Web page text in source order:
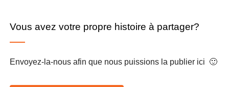
Vous avez votre propre histoire à partager?
Envoyez-la-nous afin que nous puissions la publier ici 🙂